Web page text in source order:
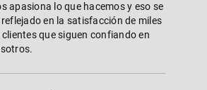
apasiona lo que hacemos y eso se
reflejado en la satisfacción de miles
clientes que siguen confiando en